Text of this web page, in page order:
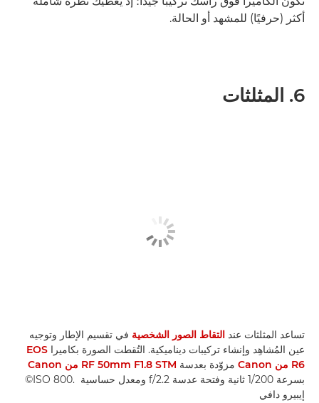
أكثر (حرفيًا) للمشهد أو الحالة.
6. المثلثات
تساعد المثلثات عند التقاط الصور الشخصية في تقسيم الإطار وتوجيه
عين المُشاهِد وإنشاء تركيبات ديناميكية. التُقطت الصورة بكاميرا EOS
R6 من Canon
مزوّدة بعدسة RF 50mm F1.8 STM من Canon
بسرعة 1/200 ثانية وفتحة عدسة f/2.2 ومعدل حساسية ISO 800. ‎©
إيبيرو دافي